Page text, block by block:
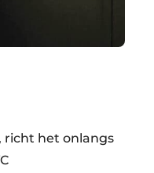
richt het onlangs